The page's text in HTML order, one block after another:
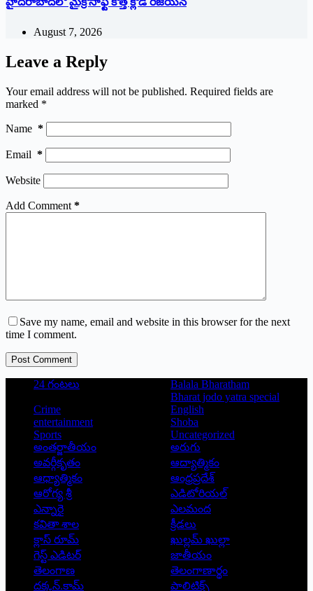
August 7, 2026
Leave a Reply
Your email address will not be published. Required fields are
marked *
Name *
Email *
Website
Add Comment *
Save my name, email and website in this browser for the next
time I comment.
Post Comment
24 గంటలు
Balala Bharatham
Bharat jodo yatra special
Crime
English
entertainment
Shoba
Sports
Uncategorized
అంతర్జాతీయం
అరుగు
అవర్గీకృతం
ఆద్యాత్మికం
ఆధ్యాత్మికం
ఆంధ్రప్రదేశ్
ఆరోగ్య శ్రీ
ఎడిటోరియల్
ఎన్నారై
ఎలమంద
కవితా శాల
క్రీడలు
క్లాస్ రూమ్
ఖుల్లమ్ ఖుల్లా
గెస్ట్ ఎడిటర్
జాతీయం
తెలంగాణ
తెలంగాణార్థం
దక్కన్.కామ్
పాలిటిక్స్